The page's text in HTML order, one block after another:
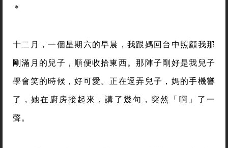
＊
十二月，一個星期六的早晨，我跟媽回台中照顧我那
剛滿月的兒子，順便收拾東西。那陣子剛好是我兒子
學會笑的時候，好可愛。正在逗弄兒子，媽的手機響
了，她在廚房接起來，講了幾句，突然「啊」了一
聲。